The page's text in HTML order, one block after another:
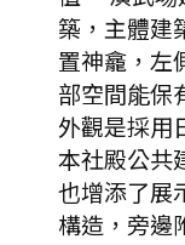
築，主體建
置神龕，左
部空間能保
外觀是採用
本社殿公共
也增添了展
構造，旁邊